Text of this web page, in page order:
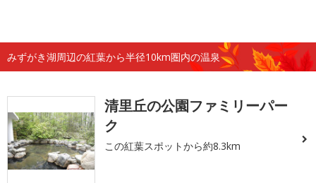
みずがき湖周辺の紅葉から半径10km圏内の温泉
清里丘の公園ファミリーパー
ク
この紅葉スポットから約8.3km